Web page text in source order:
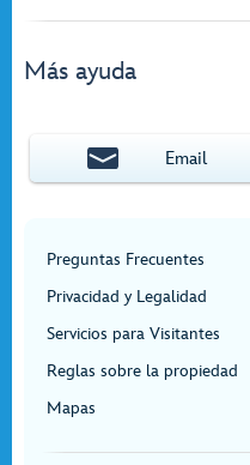
Más ayuda
Email
Preguntas Frecuentes
Privacidad y Legalidad
Servicios para Visitantes
Reglas sobre la propiedad
Mapas